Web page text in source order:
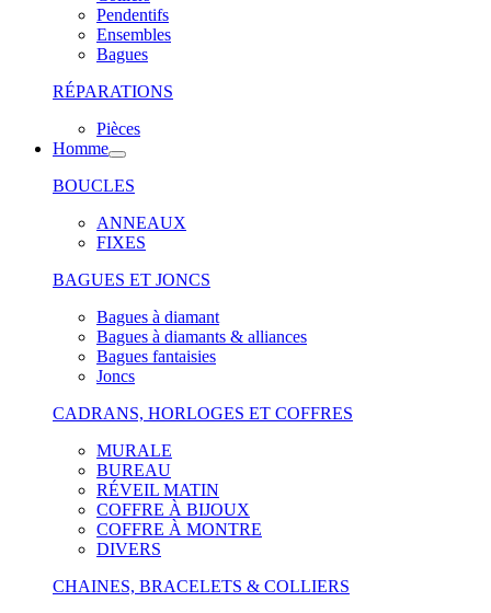
Pendentifs
Ensembles
Bagues
RÉPARATIONS
Pièces
Homme
BOUCLES
ANNEAUX
FIXES
BAGUES ET JONCS
Bagues à diamant
Bagues à diamants & alliances
Bagues fantaisies
Joncs
CADRANS, HORLOGES ET COFFRES
MURALE
BUREAU
RÉVEIL MATIN
COFFRE À BIJOUX
COFFRE À MONTRE
DIVERS
CHAINES, BRACELETS & COLLIERS